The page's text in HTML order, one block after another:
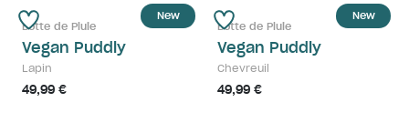
New
Botte de Pluie
Vegan Puddly
Lapin
49,99 €
New
Botte de Pluie
Vegan Puddly
Chevreuil
49,99 €